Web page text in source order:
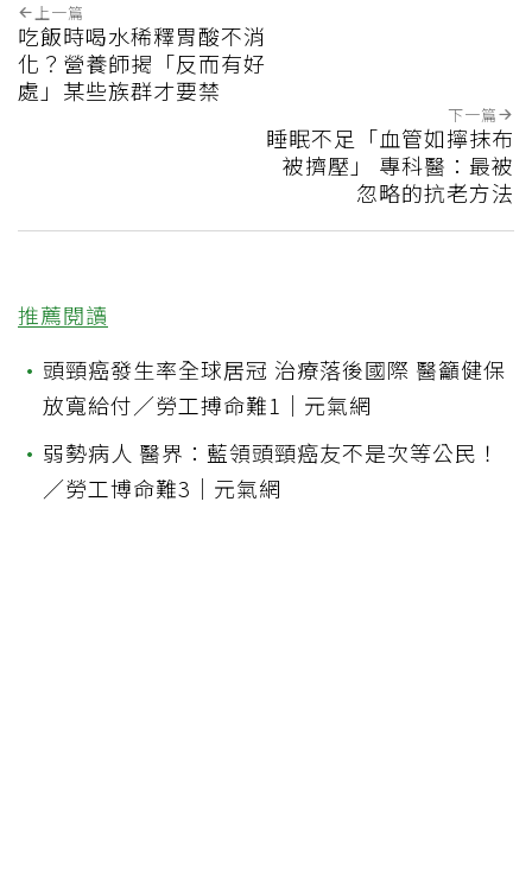
上一篇
吃飯時喝水稀釋胃酸不消
化？營養師揭「反而有好
處」某些族群才要禁
下一篇
睡眠不足「血管如擰抹布
被擠壓」 專科醫：最被
忽略的抗老方法
推薦閱讀
• 頭頸癌發生率全球居冠 治療落後國際 醫籲健保
放寬給付／勞工搏命難1｜元氣網
• 弱勢病人 醫界：藍領頭頸癌友不是次等公民！
／勞工博命難3｜元氣網